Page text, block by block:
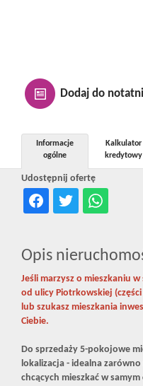
Dodaj do
Udostępnij ofertę
Informacje
ogólne
Kalkulator
kredytowy
Opis
Jeśli marzysz o mieszkaniu
od ulicy Piotrkowskiej
lub szukasz mieszkania
Ciebie.
Do sprzedaży 5-pokojowe
lokalizacja - idealna
chcących mieszkać w